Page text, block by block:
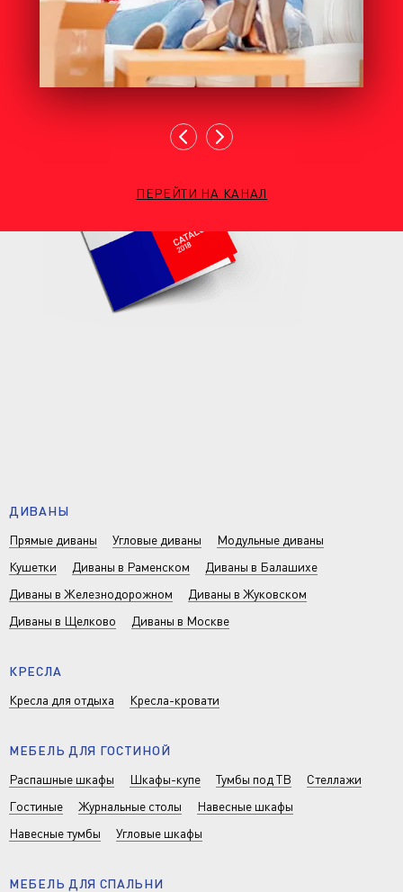
ПЕРЕЙТИ НА КАНАЛ
ДИВАНЫ
Прямые диваны
Угловые диваны
Модульные диваны
Кушетки
Диваны в Раменском
Диваны в Балашихе
Диваны в Железнодорожном
Диваны в Жуковском
Диваны в Щелково
Диваны в Москве
КРЕСЛА
Кресла для отдыха
Кресла-кровати
МЕБЕЛЬ ДЛЯ ГОСТИНОЙ
Распашные шкафы
Шкафы-купе Тумбы под ТВ
Стеллажи
Гостиные
Журнальные столы
Навесные шкафы
Навесные тумбы
Угловые шкафы
МЕБЕЛЬ ДЛЯ СПАЛЬНИ